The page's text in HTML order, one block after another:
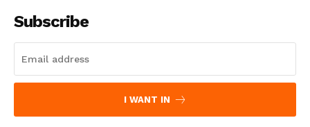
Subscribe
I WANT IN